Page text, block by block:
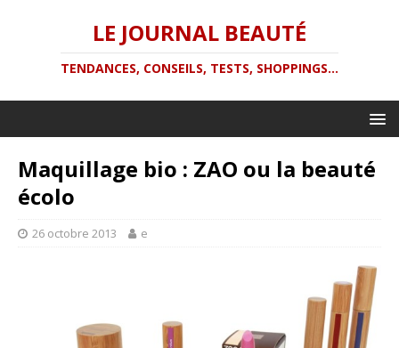
LE JOURNAL BEAUTÉ
TENDANCES, CONSEILS, TESTS, SHOPPINGS...
Maquillage bio : ZAO ou la beauté
écolo
26 octobre 2013 e